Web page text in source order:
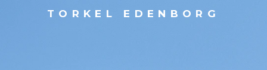
TORKEL EDENBORG